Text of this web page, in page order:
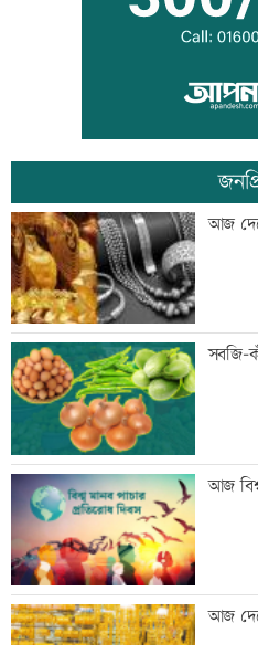
ওমান
স্বর্ণ
নতুন
ড্রোন
আজ
সবজি-
আজ
আজ